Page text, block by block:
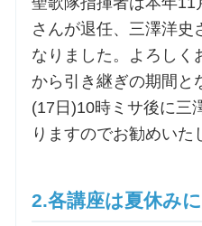
シスター中島の講座
教区カテキスタの講座
三田助祭の講座
さんが退任、三澤洋史
なりました。よろしく
から引き継ぎの期間と
(17日)10時ミサ後に三
りますのでお勧めいた
2.各講座は夏休み